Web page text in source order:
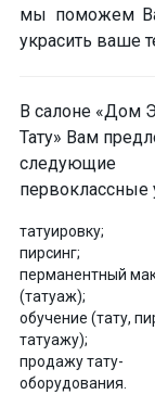
мы поможем
украсить ваше
В салоне «Дом
Тату» Вам
следующие
первоклассные
татуировку;
пирсинг;
перманентный
(татуаж);
обучение (тату,
татуажу);
продажу тату-
оборудования.